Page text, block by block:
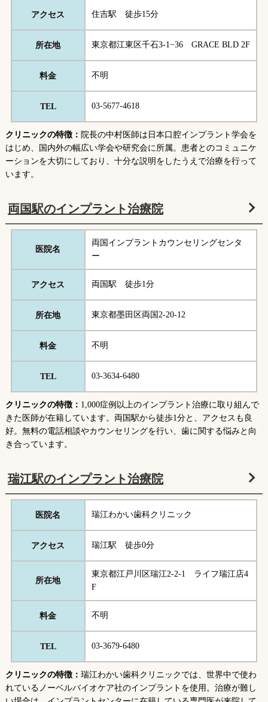
アクセス 住吉駅 徒歩15分
所在地 東京都江東区千石3-1−36 GRACE BLD 2F
料金 不明
TEL 03-5677-4618
クリニックの特徴： 院長の中村医師は日本口腔インプラント学会を
はじめ、国内外の幅広い学会や研究会に所属。患者とのコミュニケ
ーションを大切にしており、十分な説明をしたうえで治療を行って
います。
両国駅のインプラント治療院
医院名
両国インプラントカウンセリングセンタ
ー
アクセス 両国駅 徒歩1分
所在地 東京都墨田区両国2-20-12
料金 不明
TEL 03-3634-6480
クリニックの特徴： 1,000症例以上のインプラント治療に取り組んで
きた医師が在籍しています。両国駅から徒歩1分と、アクセスも良
好。無料の電話相談やカウンセリングを行い、歯に関する悩みと向
き合っています。
瑞江駅のインプラント治療院
医院名 瑞江わかい歯科クリニック
アクセス 瑞江駅 徒歩0分
所在地
東京都江戸川区瑞江2-2-1 ライフ瑞江店4
F
料金 不明
TEL 03-3679-6480
クリニックの特徴： 瑞江わかい歯科クリニックでは、世界中で使わ
れているノーベルバイオケア社のインプラントを使用。治療が難し